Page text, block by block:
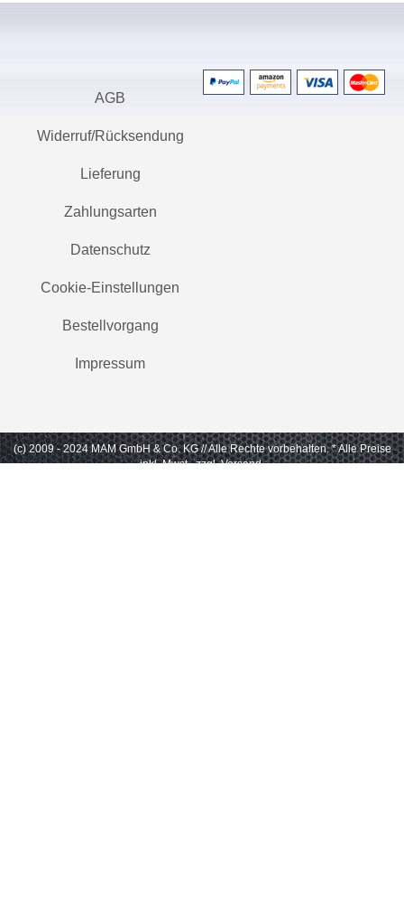
AGB
Widerruf/Rücksendung
Lieferung
Zahlungsarten
Datenschutz
Cookie-Einstellungen
Bestellvorgang
Impressum
(c) 2009 - 2024 MAM GmbH & Co. KG // Alle Rechte vorbehalten. * Alle Preise
inkl. Mwst., zzgl. Versand.